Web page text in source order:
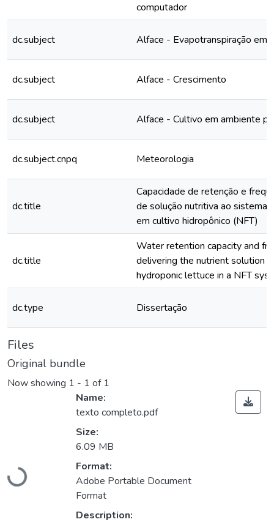
computador
dc.subject Alface - Evapotranspiração em
dc.subject Alface - Crescimento
dc.subject Alface - Cultivo em ambiente
dc.subject.cnpq Meteorologia
dc.title
Capacidade de retenção e
de solução nutritiva ao sistema
em cultivo hidropônico (NFT)
dc.title
Water retention capacity and
delivering the nutrient solution
hydroponic lettuce in a NFT
dc.type Dissertação
Files
Original bundle
Now showing 1 - 1 of 1
Loading...
Name:
texto completo.pdf
Size:
6.09 MB
Format:
Adobe Portable Document
Format
Description: